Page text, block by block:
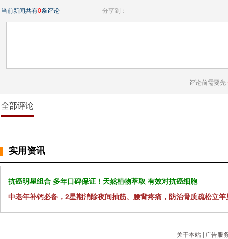
当前新闻共有0条评论 分享到：
评论前需要先
全部评论
实用资讯
抗癌明星组合 多年口碑保证！天然植物萃取 有效对抗癌细胞
中老年补钙必备，2星期消除夜间抽筋、腰背疼痛，防治骨质疏松立竿
关于本站 | 广告服